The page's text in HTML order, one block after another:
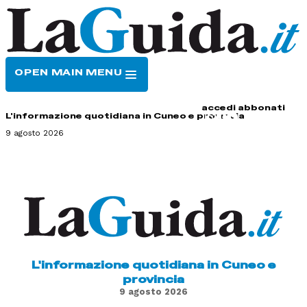
OPEN MAIN MENU
accedi abbonati
L'informazione quotidiana in Cuneo e provincia
9 agosto 2026
L'informazione quotidiana in Cuneo e
provincia
9 agosto 2026